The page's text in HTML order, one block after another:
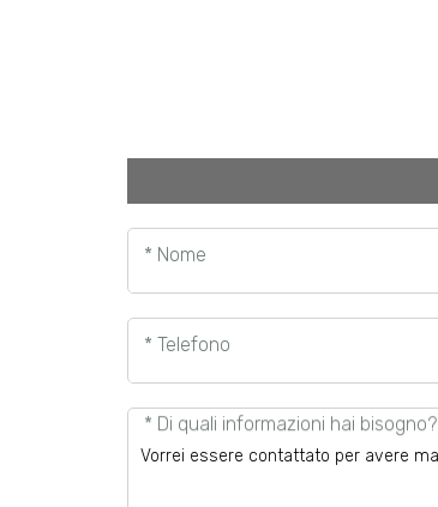
* Nome
* Telefono
* Di quali informazioni hai bisogno?